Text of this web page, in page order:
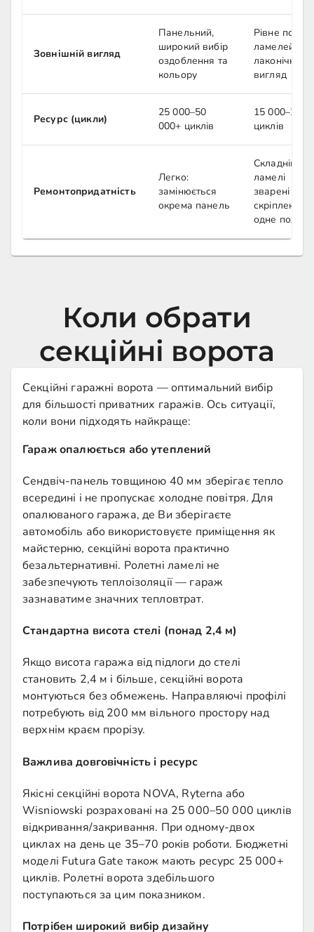
Зовнішній вигляд
Панельний,
широкий вибір
оздоблення та
кольору
Рівне
ламелей,
лаконічний
вигляд
Ресурс (цикли)
25 000–50
000+ циклів
15 000–25
циклів
Ремонтопридатність
Легко:
замінюється
окрема панель
Складніше:
ламелі
зварені або
скріплені в
одне
Коли обрати
секційні ворота
Секційні гаражні ворота — оптимальний вибір
для більшості приватних гаражів. Ось ситуації,
коли вони підходять найкраще:
Гараж опалюється або утеплений
Сендвіч-панель товщиною 40 мм зберігає тепло
всередині і не пропускає холодне повітря. Для
опалюваного гаража, де Ви зберігаєте
автомобіль або використовуєте приміщення як
майстерню, секційні ворота практично
безальтернативні. Ролетні ламелі не
забезпечують теплоізоляції — гараж
зазнаватиме значних тепловтрат.
Стандартна висота стелі (понад 2,4 м)
Якщо висота гаража від підлоги до стелі
становить 2,4 м і більше, секційні ворота
монтуються без обмежень. Направляючі профілі
потребують від 200 мм вільного простору над
верхнім краєм прорізу.
Важлива довговічність і ресурс
Якісні секційні ворота NOVA, Ryterna або
Wisniowski розраховані на 25 000–50 000 циклів
відкривання/закривання. При одному-двох
циклах на день це 35–70 років роботи. Бюджетні
моделі Futura Gate також мають ресурс 25 000+
циклів. Ролетні ворота здебільшого
поступаються за цим показником.
Потрібен широкий вибір дизайну